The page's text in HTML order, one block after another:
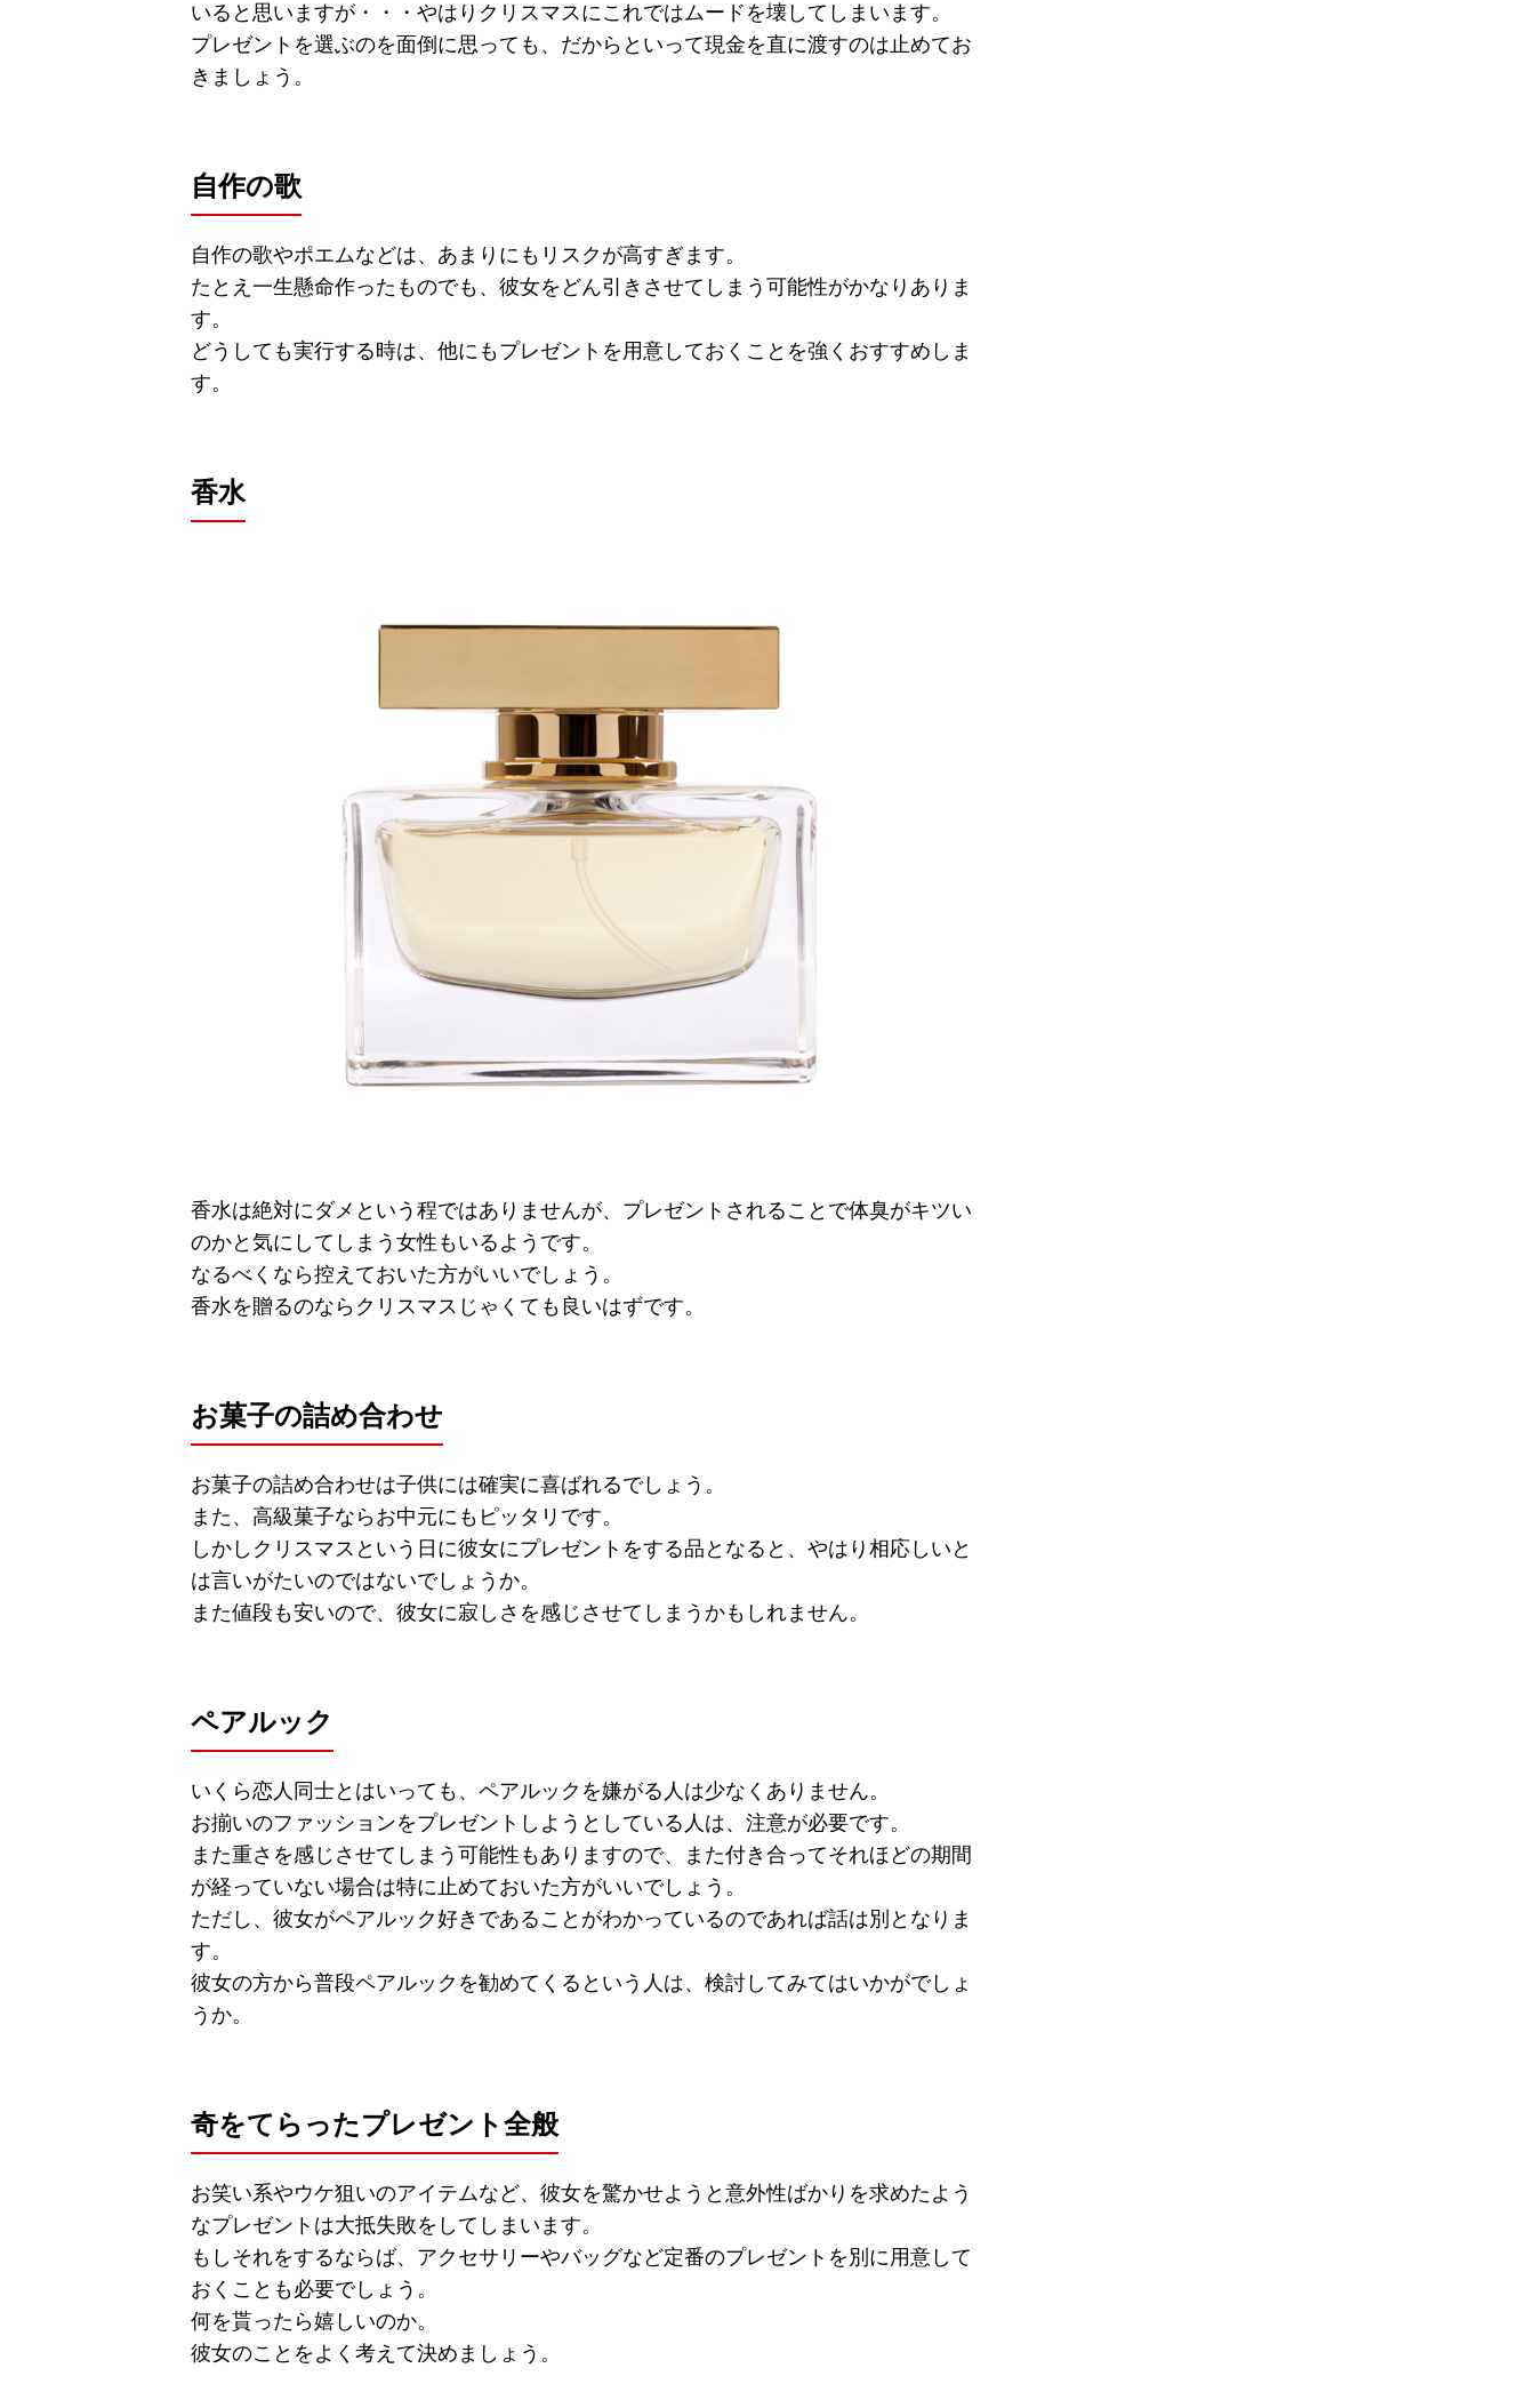
いると思いますが・・・やはりクリスマスにこれではムードを壊してしまいます。
プレゼントを選ぶのを面倒に思っても、だからといって現金を直に渡すのは止めてお
きましょう。
自作の歌
自作の歌やポエムなどは、あまりにもリスクが高すぎます。
たとえ一生懸命作ったものでも、彼女をどん引きさせてしまう可能性がかなりありま
す。
どうしても実行する時は、他にもプレゼントを用意しておくことを強くおすすめしま
す。
香水
香水は絶対にダメという程ではありませんが、プレゼントされることで体臭がキツい
のかと気にしてしまう女性もいるようです。
なるべくなら控えておいた方がいいでしょう。
香水を贈るのならクリスマスじゃくても良いはずです。
お菓子の詰め合わせ
お菓子の詰め合わせは子供には確実に喜ばれるでしょう。
また、高級菓子ならお中元にもピッタリです。
しかしクリスマスという日に彼女にプレゼントをする品となると、やはり相応しいと
は言いがたいのではないでしょうか。
また値段も安いので、彼女に寂しさを感じさせてしまうかもしれません。
ペアルック
いくら恋人同士とはいっても、ペアルックを嫌がる人は少なくありません。
お揃いのファッションをプレゼントしようとしている人は、注意が必要です。
また重さを感じさせてしまう可能性もありますので、また付き合ってそれほどの期間
が経っていない場合は特に止めておいた方がいいでしょう。
ただし、彼女がペアルック好きであることがわかっているのであれば話は別となりま
す。
彼女の方から普段ペアルックを勧めてくるという人は、検討してみてはいかがでしょ
うか。
奇をてらったプレゼント全般
お笑い系やウケ狙いのアイテムなど、彼女を驚かせようと意外性ばかりを求めたよう
なプレゼントは大抵失敗をしてしまいます。
もしそれをするならば、アクセサリーやバッグなど定番のプレゼントを別に用意して
おくことも必要でしょう。
何を貰ったら嬉しいのか。
彼女のことをよく考えて決めましょう。